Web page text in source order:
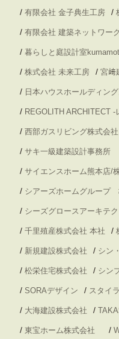
/ 有限会社 金子典生工房 /
/ 有限会社 建築ネットワーク
/ 暮らしと庭設計室
/ 株式会社 未来工房 / 宮﨑
/ 日本ハウスホールディン
/ REGOLITH ARCHITECT
/ 西部ガスリビング株式会社
/ サキ一級建築設計事務所
/ サイエンスホーム熊本店/
/ シアーズホームグループ
/ シーズグロースアーキテ
/ 千里殖産株式会社 本社 /
/ 新規建設株式会社 / シン
/ 松栄住宅株式会社 / シン
/ SORAデザイン / スタイ
/ 大海建設株式会社 /
/ 東宝ホーム株式会社 /